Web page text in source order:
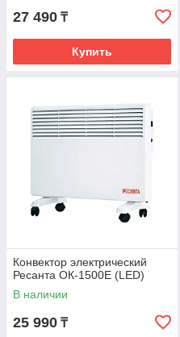
27 490 ₸
Купить
Конвектор электрический
Ресанта ОК-1500Е (LED)
В наличии
25 990 ₸